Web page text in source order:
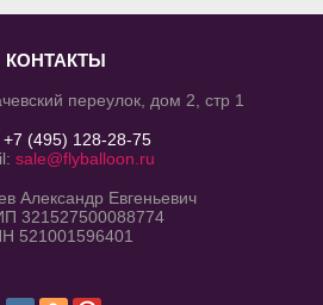
КОНТАКТЫ
переулок, дом 2, стр 1
+7 (495) 128-28-75
sale@flyballoon.ru
Александр Евгеньевич
321527500088774
521001596401